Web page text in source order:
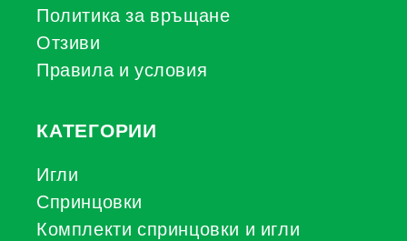
Политика за връщане
Отзиви
Правила и условия
КАТЕГОРИИ
Игли
Спринцовки
Комплекти спринцовки и игли